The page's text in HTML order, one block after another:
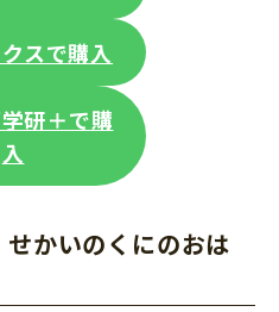
スで購入
研＋で購
入
せかいのくにのおは